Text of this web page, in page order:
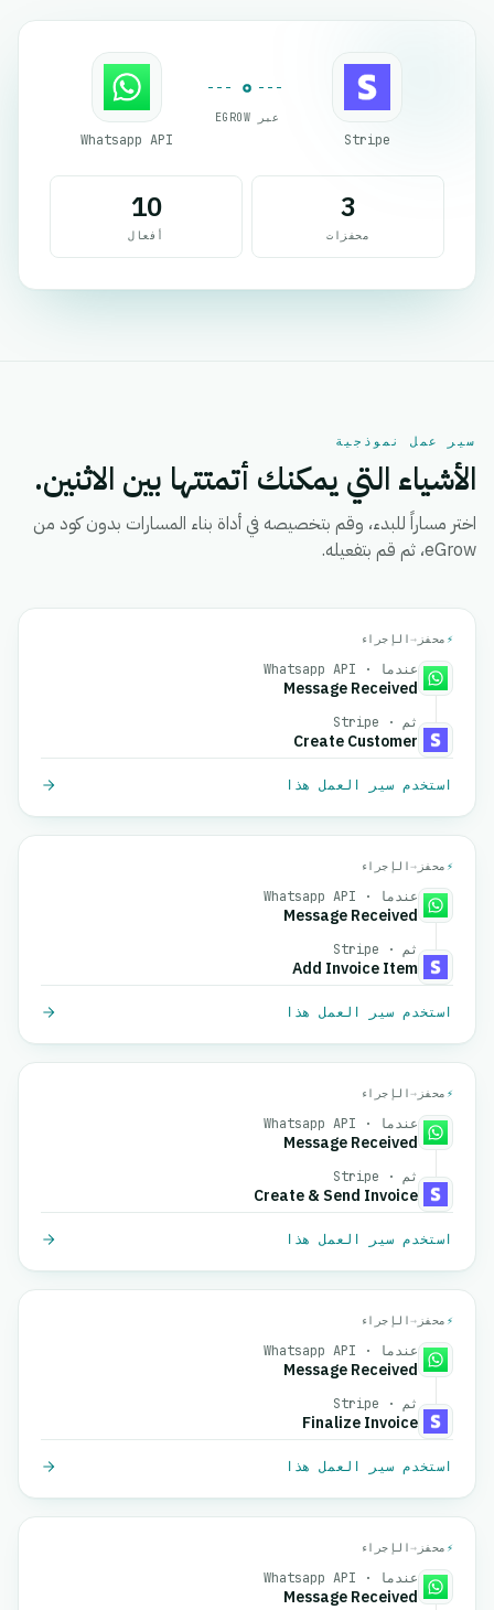
Stripe
عبر EGROW
Whatsapp API
3
محفزات
10
أفعال
سير عمل نموذجية
الأشياء التي يمكنك أتمتتها بين الاثنين.
اختر مساراً للبدء، وقم بتخصيصه في أداة بناء المسارات بدون كود من
eGrow، ثم قم بتفعيله.
⚡ محفز →الإجراء
عندما · Whatsapp API
Message Received
ثم · Stripe
Create Customer
استخدم سير العمل هذا
⚡ محفز →الإجراء
عندما · Whatsapp API
Message Received
ثم · Stripe
Add Invoice Item
استخدم سير العمل هذا
⚡ محفز →الإجراء
عندما · Whatsapp API
Message Received
ثم · Stripe
Create & Send Invoice
استخدم سير العمل هذا
⚡ محفز →الإجراء
عندما · Whatsapp API
Message Received
ثم · Stripe
Finalize Invoice
استخدم سير العمل هذا
⚡ محفز →الإجراء
عندما · Whatsapp API
Message Received